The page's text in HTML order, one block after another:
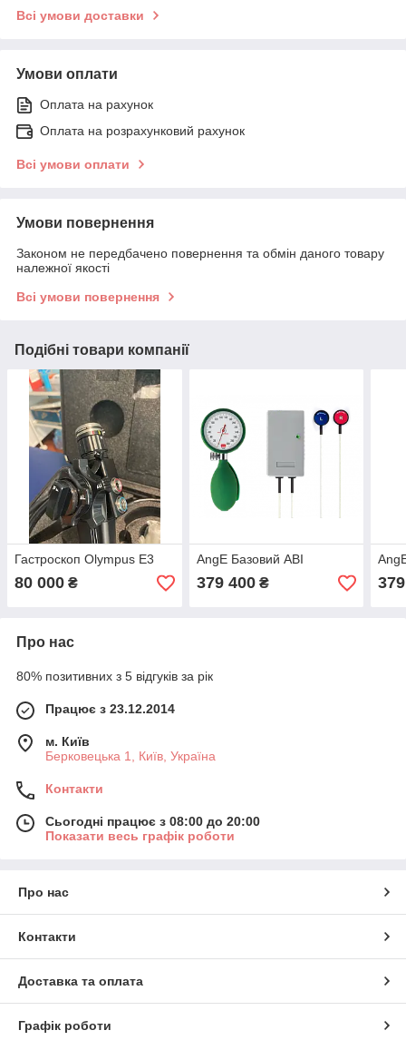
Всі умови доставки
Умови оплати
Оплата на рахунок
Оплата на розрахунковий рахунок
Всі умови оплати
Умови повернення
Законом не передбачено повернення та обмін даного товару
належної якості
Всі умови повернення
Подібні товари компанії
Гастроскоп Olympus E3
80 000 ₴
AngE Базовий АВІ
379 400₴
Про нас
80% позитивних з 5 відгуків за рік
Працює з 23.12.2014
м. Київ
Берковецька 1, Київ, Україна
Контакти
Сьогодні працює з 08:00 до 20:00
Показати весь графік роботи
Про нас
Контакти
Доставка та оплата
Графік роботи